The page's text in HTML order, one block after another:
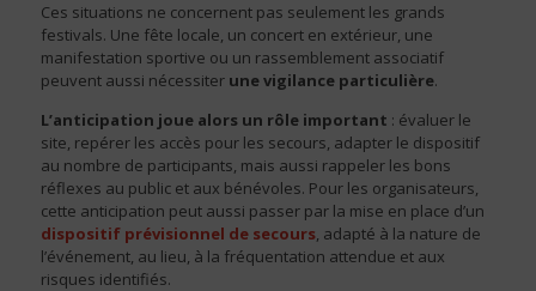
Ces situations ne concernent pas seulement les grands
festivals. Une fête locale, un concert en extérieur, une
manifestation sportive ou un rassemblement associatif
peuvent aussi nécessiter une vigilance particulière.
L’anticipation joue alors un rôle important : évaluer le
site, repérer les accès pour les secours, adapter le dispositif
au nombre de participants, mais aussi rappeler les bons
réflexes au public et aux bénévoles. Pour les organisateurs,
cette anticipation peut aussi passer par la mise en place d’un
dispositif prévisionnel de secours, adapté à la nature de
l’événement, au lieu, à la fréquentation attendue et aux
risques identifiés.